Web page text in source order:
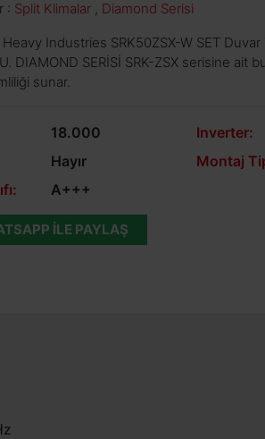
: Split Klimalar , Diamond Serisi
Industries SRK50ZSX-W SET
DIAMOND SERİSİ SRK-ZSX serisine ait
sunar.
18.000 Inverter:
Hayır Montaj
A+++
ILE PAYLAŞ